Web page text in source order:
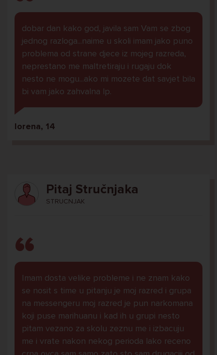
dobar dan kako god, javila sam Vam se zbog
jednog razloga...naime u skoli imam jako puno
problema od strane djece iz mojeg razreda,
neprestano me maltretiraju i rugaju dok
nesto ne mogu...ako mi mozete dat savjet bila
bi vam jako zahvalna lp.
lorena, 14
Pitaj Stručnjaka
STRUCNJAK
Imam dosta velike probleme i ne znam kako
se nosit s time u pitanju je moj razred i grupa
na messengeru moj razred je pun narkomana
koji puse marihuanu i kad ih u grupi nesto
pitam vezano za skolu zeznu me i izbacuju
me i vrate nakon nekog perioda lako receno